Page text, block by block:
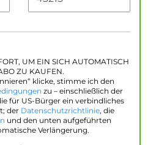
UM EIN SICH AUTOMATISCH
ZU KAUFEN.
klicke, stimme ich den
zu – einschließlich der
für US-Bürger ein verbindliches
der Datenschutzrichtlinie, die
und den unten aufgeführten
Verlängerung.